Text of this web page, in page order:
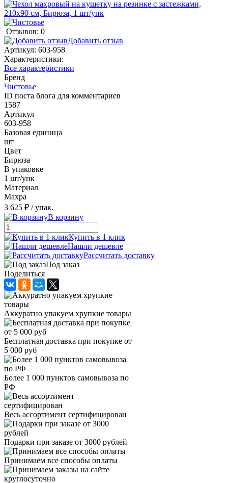
Отзывов: 0
Добавить отзыв
Артикул: 603-958
Характеристики:
Все характеристики
Бренд
Чистовье
ID поста блога для комментариев
1587
Артикул
603-958
Базовая единица
шт
Цвет
Бирюза
В упаковке
1 шт/упк
Материал
Махра
3 625 ₽ / упак.
В корзину
Купить в 1 клик
Нашли дешевле
Рассчитать доставку
Под заказ
Поделиться
Аккуратно упакуем хрупкие товары
Бесплатная доставка при покупке от
5 000 руб
Более 1 000 пунктов самовывоза по
РФ
Весь ассортимент сертифицирован
Подарки при заказе от 3000 рублей
Принимаем все способы оплаты